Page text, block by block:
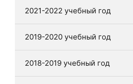
2021-2022 учебный год
2019-2020 учебный год
2018-2019 учебный год